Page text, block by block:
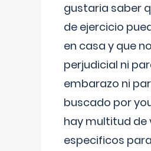
gustaria saber
de ejercicio
en casa y que
perjudicial ni
embarazo ni
buscado por
hay multitud de
especificos para